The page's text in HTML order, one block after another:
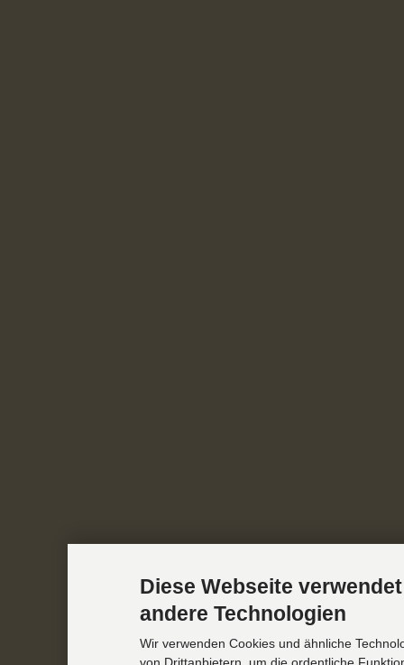
Diese Webseite
andere Technologien
Wir verwenden Cookies und ähnliche